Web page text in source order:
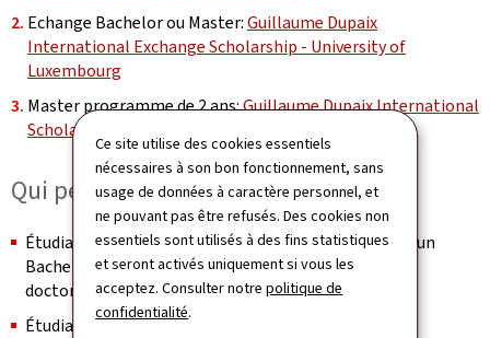
Ce site utilise des cookies essentiels
nécessaires à son bon fonctionnement, sans
usage de données à caractère personnel, et
ne pouvant pas être refusés. Des cookies non
essentiels sont utilisés à des fins statistiques
et seront activés uniquement si vous les
acceptez. Consulter notrepolitique de
confidentialité.
Echange Bachelor ou Master:Guillaume Dupaix
International Exchange Scholarship - University of
Luxembourg
Master programme de 2 ans:Guillaume Dupaix International
Scholarship - University of Luxembourg I Uni.lu
Qui peut postuler?
Étudiants internationaux candidats à un Master ou à un
Bachelor à l’Université du Luxembourg et candidats
doctorants provenant des universités partenaires
Étudiants très performants